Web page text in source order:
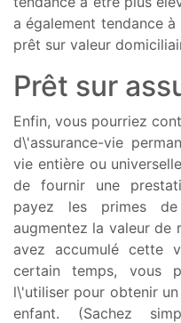
a également tendance
prêt sur valeur
Prêt sur
Enfin, vous pourriez
d\'assurance-vie
vie entière ou
de fournir une
payez les primes de
augmentez la valeur de
avez accumulé cette
certain temps, vous
l\'utiliser pour obtenir
enfant. (Sachez